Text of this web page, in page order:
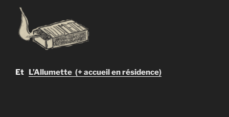
Et L’Allumette (+ accueil en résidence)